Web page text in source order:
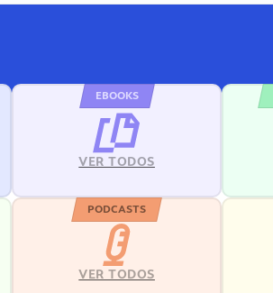
EBOOKS
VER TODOS
PODCASTS
VER TODOS